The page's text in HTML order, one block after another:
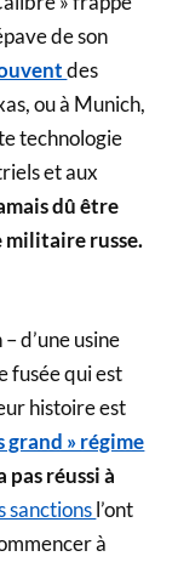
de son
des
ou à Munich,
technologie
et aux
dû être
militaire russe.
d’une usine
fusée qui est
histoire est
grand » régime
pas réussi à
sanctionsl’ont
à